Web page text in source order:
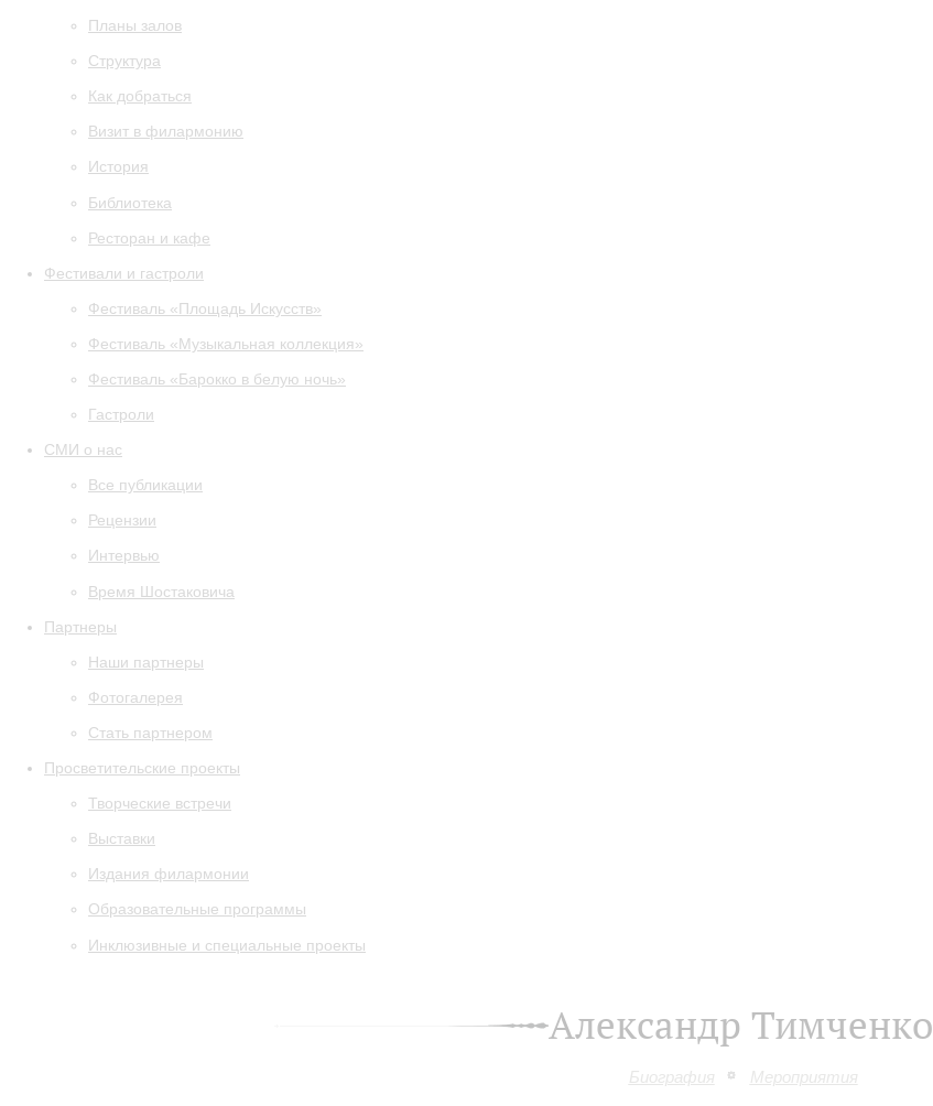
Планы залов
Структура
Как добраться
Визит в филармонию
История
Библиотека
Ресторан и кафе
Фестивали и гастроли
Фестиваль «Площадь Искусств»
Фестиваль «Музыкальная коллекция»
Фестиваль «Барокко в белую ночь»
Гастроли
СМИ о нас
Все публикации
Рецензии
Интервью
Время Шостаковича
Партнеры
Наши партнеры
Фотогалерея
Стать партнером
Просветительские проекты
Творческие встречи
Выставки
Издания филармонии
Образовательные программы
Инклюзивные и специальные проекты
Александр Тимченко
Биография Мероприятия